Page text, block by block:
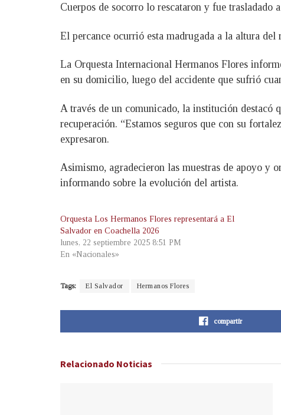
Cuerpos de socorro lo rescataron y fue trasladado
El percance ocurrió esta madrugada a la altura
La Orquesta Internacional Hermanos Flores
en su domicilio, luego del accidente que sufrió
A través de un comunicado, la institución destacó
recuperación. “Estamos seguros que con su
expresaron.
Asimismo, agradecieron las muestras de apoyo y
informando sobre la evolución del artista.
Orquesta Los Hermanos Flores representará a El
Salvador en Coachella 2026
lunes, 22 septiembre 2025 8:51 PM
En «Nacionales»
Tags: El Salvador Hermanos Flores
compartir
Relacionado Noticias